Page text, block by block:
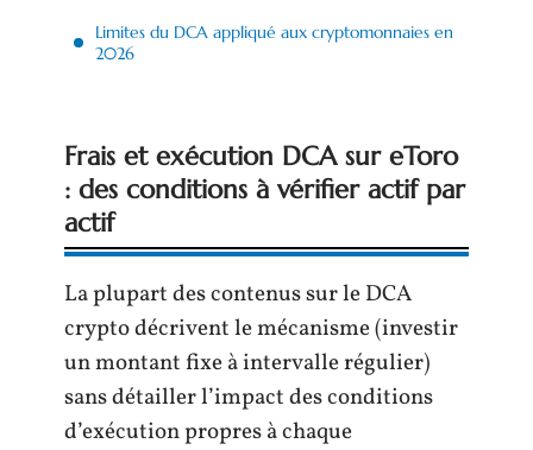
Limites du DCA appliqué aux cryptomonnaies en
2026
Frais et exécution DCA sur eToro
: des conditions à vérifier actif par
actif
La plupart des contenus sur le DCA
crypto décrivent le mécanisme (investir
un montant fixe à intervalle régulier)
sans détailler l’impact des conditions
d’exécution propres à chaque